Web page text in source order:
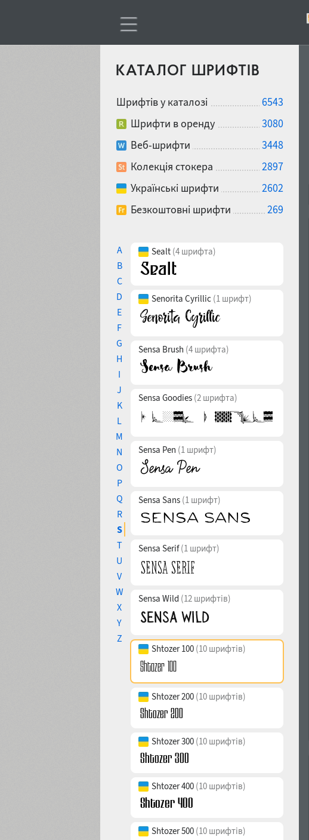
КАТАЛОГ ШРИФТІВ
Шрифтів у каталозі
6543
Шрифти в оренду
3080
Веб-шрифти
3448
Колекція стокера
2897
Українські шрифти
2602
Безкоштовні шрифти
269
A
B
C
D
E
F
G
H
I
J
K
L
M
N
O
P
Q
R
S
T
U
V
W
X
Y
Z
Sealt (4 шрифта)
Senorita Cyrillic (1 шрифт)
Sensa Brush (4 шрифта)
Sensa Goodies (2 шрифта)
Sensa Pen (1 шрифт)
Sensa Sans (1 шрифт)
Sensa Serif(1 шрифт)
Sensa Wild (12 шрифтів)
Shtozer 100 (10 шрифтів)
Shtozer 200 (10 шрифтів)
Shtozer 300 (10 шрифтів)
Shtozer 400 (10 шрифтів)
Shtozer 500 (10 шрифтів)